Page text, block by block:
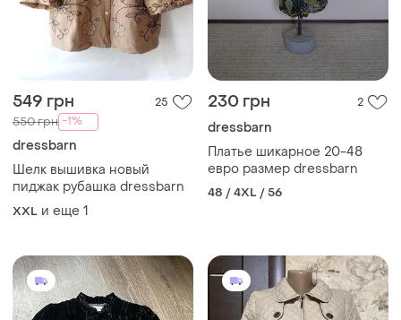
549 грн 25
550 грн -1%
dressbarn
Шелк вышивка новый
пиджак рубашка dressbarn
XXL и еще 1
230 грн 2
dressbarn
Платье шикарное 20-48
евро размер dressbarn
48 / 4XL / 56